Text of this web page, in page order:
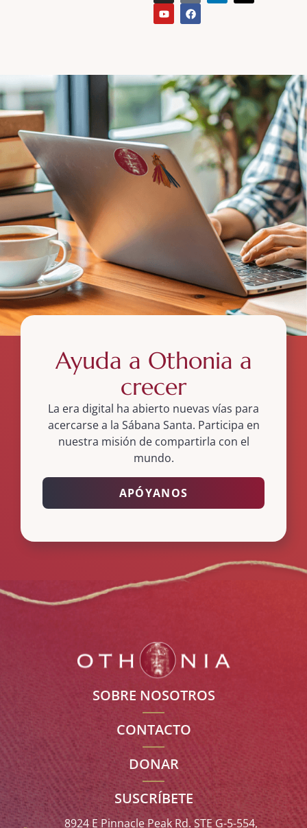
Ayuda a Othonia a
crecer
La era digital ha abierto nuevas vías para
acercarse a la Sábana Santa. Participa en
nuestra misión de compartirla con el
mundo.
APÓYANOS
SOBRE NOSOTROS
CONTACTO
DONAR
SUSCRÍBETE
8924 E Pinnacle Peak Rd. STE G-5-554,